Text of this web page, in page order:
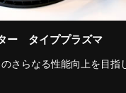
ー タイププラズマ
さらなる性能向上を目指